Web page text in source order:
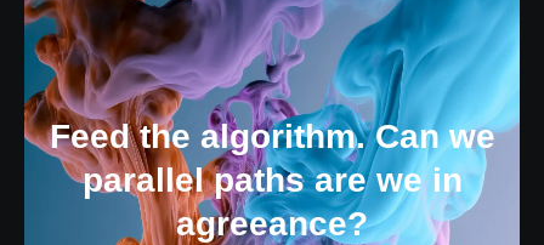
Feed the algorithm. Can we
parallel paths are we in
agreeance?